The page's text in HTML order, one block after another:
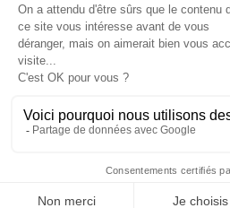
Insecte
Rongeurs
© 2026 - Produit-antinuisible.com